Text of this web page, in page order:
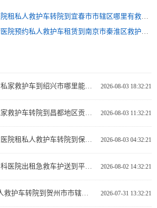
租私人救护车转院到宜春市市辖区哪里有救护车出租
预约私人救护车租赁到南京市秦淮区救护车出租哪个公司好
2026-08-03 18:32:21
2026-08-03 11:32:21
2026-08-03 04:32:21
2026-08-02 14:32:21
2026-07-31 13:32:21